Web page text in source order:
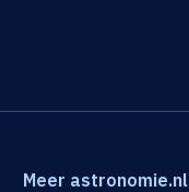
Meer astronomie.nl